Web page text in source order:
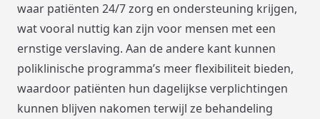
waar patiënten 24/7 zorg en ondersteuning krijgen,
wat vooral nuttig kan zijn voor mensen met een
ernstige verslaving. Aan de andere kant kunnen
poliklinische programma’s meer flexibiliteit bieden,
waardoor patiënten hun dagelijkse verplichtingen
kunnen blijven nakomen terwijl ze behandeling